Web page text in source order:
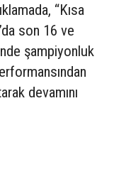
“Kısa
son 16 ve
şampiyonluk
devamını